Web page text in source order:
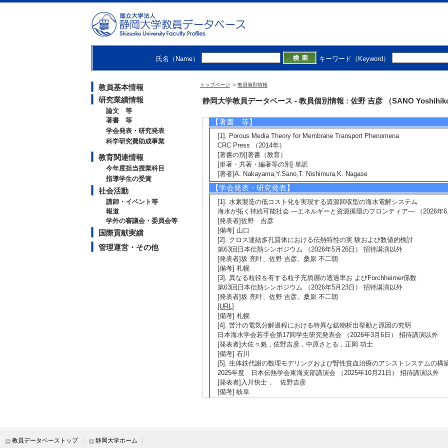
氏名（Name） キーワード（Keyword）
教員基本情報
研究業績情報
論文 等
著書 等
学会発表・研究発表
科学研究費助成事業
教育関連情報
今年度担当授業科目
指導学生の受賞
社会活動
講師・イベント等
報道
学外の審議会・委員会等
国際貢献実績
管理運営・その他
トップページ > 教員個別情報
静岡大学教員データベース - 教員個別情報 : 佐野 吉彦 （SANO Yoshihiko
[4]. NUMERICAL SIMULATIONS OF CALCIUM CARBONATE FORMATION,
JP Journal of Heat and Mass Transfer 23/2 319-340 （2021年） [査読] 有 [国際
[5]. Hydrodynamic approach for revealing venous anastomotic stenosis
American Society for Artificial Internal Organs / - MAT.0000000000001459 （
ない
[著者] Yoshihiko Sano, Toyomu Ugawa, Ayato Takeda, Toru Hyakutake,
enobu Shigemitsu[DOI]
【著書 等】
[1]. Porous Media Theory for Membrane Transport Phenomena
CRC Press （2014年）
[著書の別]著書（教育）
[単著・共著・編著等の別] 単訳
[著者]A. Nakayama,Y.Sano,T. Nishimura,K. Nagase
【学会発表・研究発表】
[1]. 水素製造の低コスト化を実現する資源回収型の海水電解システム
海水が拓く持続可能社会 ―エネルギーと資源循環のフロンティア― （2026年
[発表者]佐野 吉彦
[備考] 山口
[2]. クロス連結多孔質体における伝熱特性の実 験および数値的検討
第63回⽇本伝熱シンポジウム （2026年5月26日） 招待講演以外
[発表者]坂 亮叶、佐野 吉彦、桑原 不二朗
[備考] 札幌
[3]. 異なる粒径を有する粒子充填層の透過率お よびForchheimer係数
第63回⽇本伝熱シンポジウム （2026年5月23日） 招待講演以外
[発表者]坂 亮叶、佐野 吉彦、桑原 不二朗
[URL]
[備考] 札幌
[4]. 苦汁の電気分解過程における特異な鉱物析出挙動と原因の究明
日本海水学会若手会第17回学生研究発表会 （2026年3月6日） 招待講演以外
[発表者]大佐々魁，佐野吉彦，中原さとる，正岡 功士
[備考] 石川
[5]. 生体鉄代謝の数理モデリングおよび 腎性貧血治療のアシストシステムの構
2025年度 日本伝熱学会東海支部講演会 （2025年10月21日） 招待講演以外
[発表者]入川快士， 佐野吉彦
[備考] 岐阜
[1]. 勾配法に基づく放熱用の最適多孔質体構造の提案とその実験的実証 （
教員データベーストップ 静岡大学ホーム